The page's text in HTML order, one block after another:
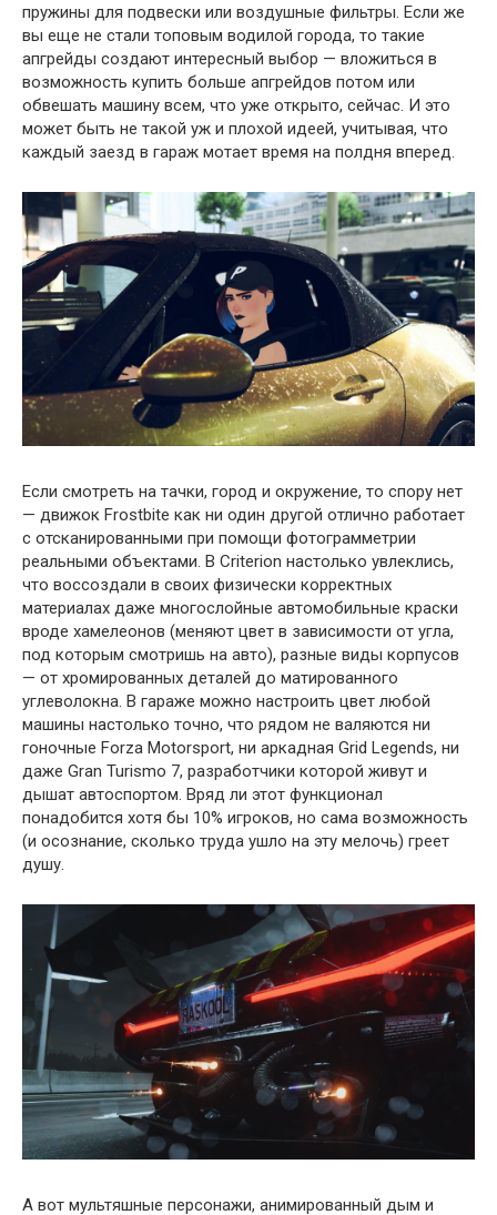
пружины для подвески или воздушные фильтры. Если же
вы еще не стали топовым водилой города, то такие
апгрейды создают интересный выбор — вложиться в
возможность купить больше апгрейдов потом или
обвешать машину всем, что уже открыто, сейчас. И это
может быть не такой уж и плохой идеей, учитывая, что
каждый заезд в гараж мотает время на полдня вперед.
Если смотреть на тачки, город и окружение, то спору нет
— движок Frostbite как ни один другой отлично работает
с отсканированными при помощи фотограмметрии
реальными объектами. В Criterion настолько увлеклись,
что воссоздали в своих физически корректных
материалах даже многослойные автомобильные краски
вроде хамелеонов (меняют цвет в зависимости от угла,
под которым смотришь на авто), разные виды корпусов
— от хромированных деталей до матированного
углеволокна. В гараже можно настроить цвет любой
машины настолько точно, что рядом не валяются ни
гоночные Forza Motorsport, ни аркадная Grid Legends, ни
даже Gran Turismo 7, разработчики которой живут и
дышат автоспортом. Вряд ли этот функционал
понадобится хотя бы 10% игроков, но сама возможность
(и осознание, сколько труда ушло на эту мелочь) греет
душу.
А вот мультяшные персонажи, анимированный дым и